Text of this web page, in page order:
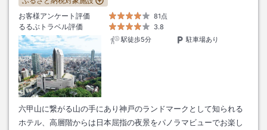
お客様アンケート評価
81点
るるぶトラベル評価
3.8
駅徒歩5分
駐車場あり
六甲山に繋がる山の手にあり神戸のランドマークとして知られる
ホテル、高層階からは日本屈指の夜景をパノラマビューでお楽し